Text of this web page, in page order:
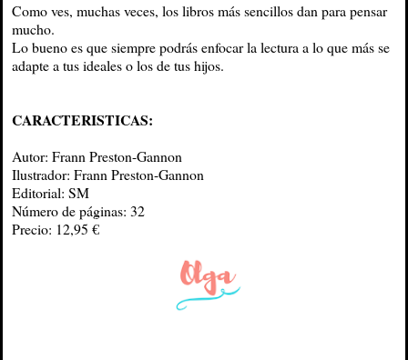
Como ves, muchas veces, los libros más sencillos dan para pensar
mucho.
Lo bueno es que siempre podrás enfocar la lectura a lo que más se
adapte a tus ideales o los de tus hijos.
CARACTERISTICAS:
Autor: Frann Preston-Gannon
Ilustrador: Frann Preston-Gannon
Editorial: SM
Número de páginas: 32
Precio: 12,95 €